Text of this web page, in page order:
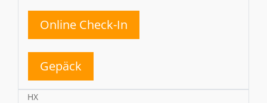
Online Check-In
Gepäck
HX